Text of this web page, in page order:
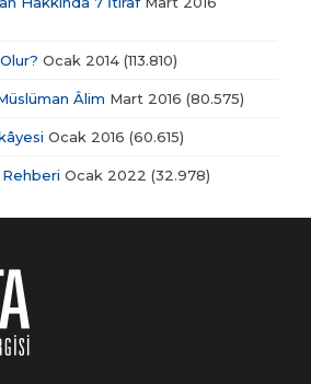
Ocak 2014 (113.810)
Âlim Mart 2016 (80.575)
Ocak 2016 (60.615)
Rehberi Ocak 2022 (32.978)